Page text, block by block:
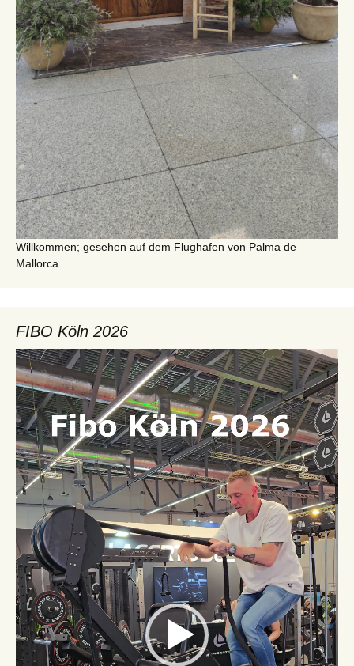
Willkommen; gesehen auf dem Flughafen von Palma de
Mallorca.
FIBO Köln 2026
Video-
Player